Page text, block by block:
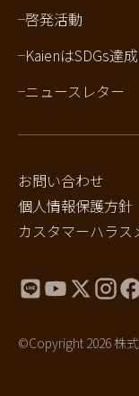
啓発活動
KaienはSDGs達
ニュースレター
お問い合わせ
個人情報保護方針
カスタマーハラ
©Copyright 2026 株